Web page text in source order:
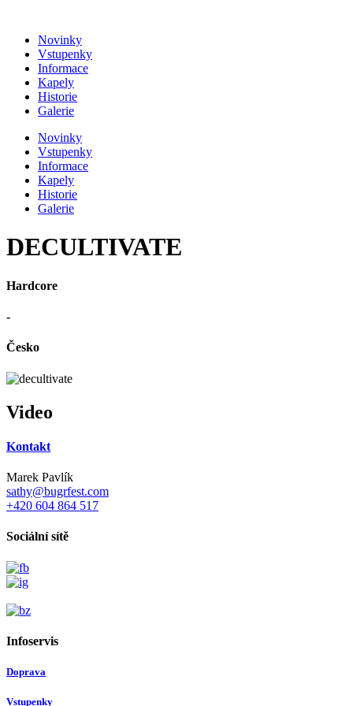
obsahuNovinky
Vstupenky
Informace
Kapely
Historie
Galerie
Novinky
Vstupenky
Informace
Kapely
Historie
Galerie
DECULTIVATE
Hardcore
-
Česko
Video
Kontakt
Marek Pavlík
sathy@bugrfest.com
+420 604 864 517
Sociální sítě
Infoservis
Doprava
Vstupenky